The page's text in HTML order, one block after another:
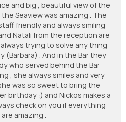
and big , beautiful view of the
Seaview was amazing . The
friendly and always smiling
Natali from the reception are
trying to solve any thing
(Barbara) . And in the Bar they
who served behind the Bar
, she always smiles and very
was so sweet to bring the
birthday :) and Nickos makes a
check on you if everything
are amazing .